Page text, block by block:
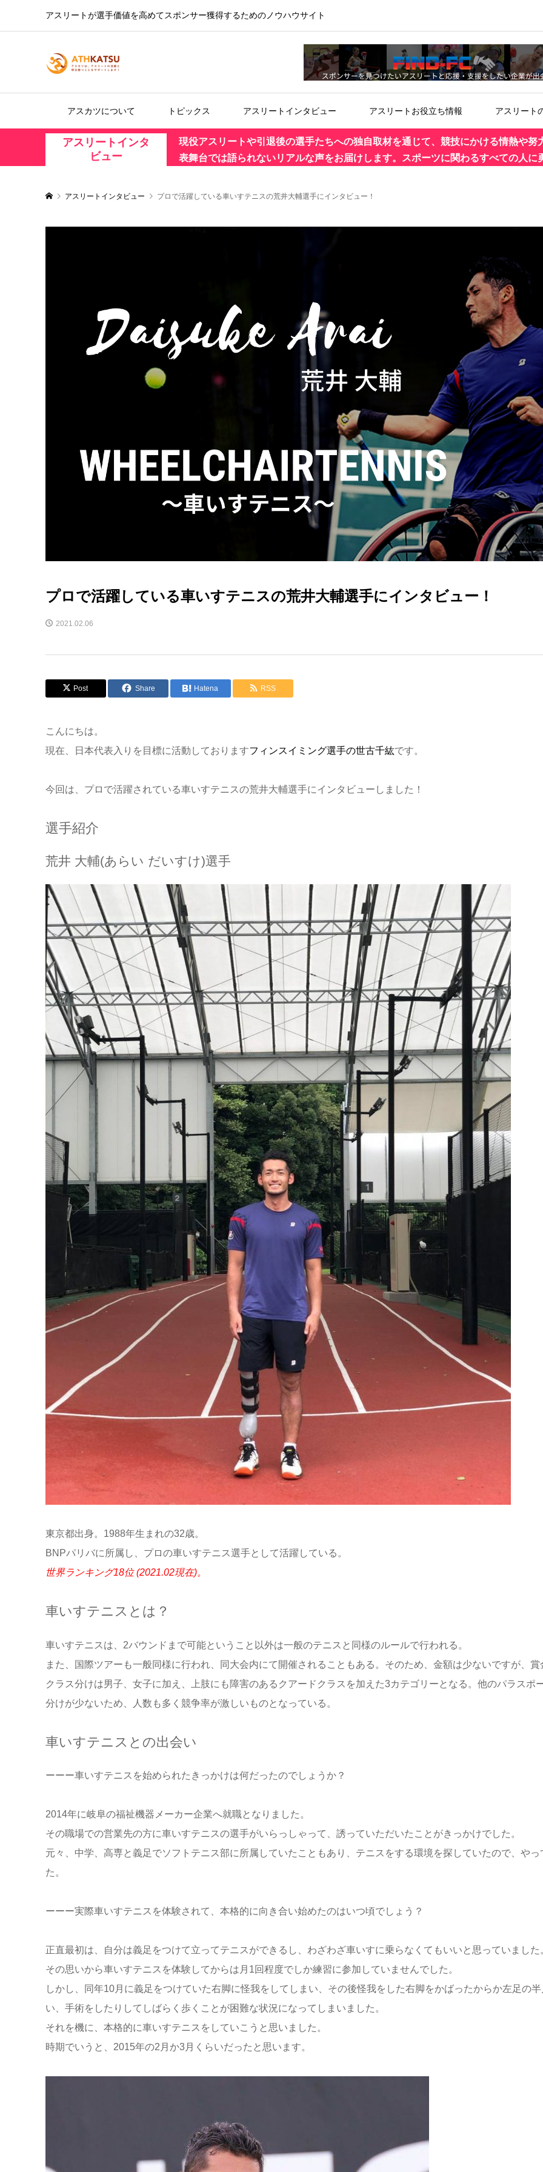
アスリートが選手価値を高めてスポンサー獲得するためのノウハウサイト
アスカツについて トピックス アスリートインタビュー アスリートお役立ち情報 アスリート
アスリートインタ
ビュー
現役アスリートや引退後の選手たちへの独自取材を通じて、競技にかける情熱や
表舞台では語られないリアルな声をお届けします。スポーツに関わるすべての人
アスリートインタビュー プロで活躍している車いすテニスの荒井大輔選手にインタビュー！
プロで活躍している車いすテニスの荒井大輔選手にインタビュー！
2021.02.06
Post Share Hatena RSS
こんにちは。
現在、日本代表入りを目標に活動しておりますフィンスイミング選手の世古千紘です。
今回は、プロで活躍されている車いすテニスの荒井大輔選手にインタビューしました！
選手紹介
荒井 大輔(あらい だいすけ)選手
東京都出身。 1988年生まれの32歳。
BNPパリバに所属し、プロの車いすテニス選手として活躍している。
世界ランキング18位(2021.02現在)。
車いすテニスとは？
車いすテニスは、 2バウンドまで可能ということ以外は一般のテニスと同様のルールで行われる。
また、国際ツアーも一般同様に行われ、同大会内にて開催されることもある。そのため、金額は少ないですが、
クラス分けは男子、女子に加え、上肢にも障害のあるクアードクラスを加えた3カテゴリーとなる。他のパラスポ
分けが少ないため、人数も多く競争率が激しいものとなっている。
車いすテニスとの出会い
ーーー車いすテニスを始められたきっかけは何だったのでしょうか？
2014年に岐阜の福祉機器メーカー企業へ就職となりました。
その職場での営業先の方に車いすテニスの選手がいらっしゃって、誘っていただいたことがきっかけでした。
元々、中学、高専と義足でソフトテニス部に所属していたこともあり、テニスをする環境を探していたので、や
た。
ーーー実際車いすテニスを体験されて、本格的に向き合い始めたのはいつ頃でしょう？
正直最初は、自分は義足をつけて立ってテニスができるし、わざわざ車いすに乗らなくてもいいと思っていました
その思いから車いすテニスを体験してからは月 1回程度でしか練習に参加していませんでした。
しかし、同年10月に義足をつけていた右脚に怪我をしてしまい、その後怪我をした右脚をかばったからか左足の
い、手術をしたりしてしばらく歩くことが困難な状況になってしまいました。
それを機に、本格的に車いすテニスをしていこうと思いました。
時期でいうと、 2015年の2 月か3月くらいだったと思います。